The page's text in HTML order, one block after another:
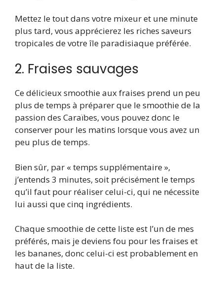
Mettez le tout dans votre mixeur et une minute
plus tard, vous apprécierez les riches saveurs
tropicales de votre île paradisiaque préférée.
2. Fraises sauvages
Ce délicieux smoothie aux fraises prend un peu
plus de temps à préparer que le smoothie de la
passion des Caraïbes, vous pouvez donc le
conserver pour les matins lorsque vous avez un
peu plus de temps.
Bien sûr, par « temps supplémentaire »,
j’entends 3 minutes, soit précisément le temps
qu’il faut pour réaliser celui-ci, qui ne nécessite
lui aussi que cinq ingrédients.
Chaque smoothie de cette liste est l’un de mes
préférés, mais je deviens fou pour les fraises et
les bananes, donc celui-ci est probablement en
haut de la liste.